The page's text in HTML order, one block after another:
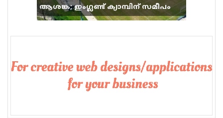
ആശങ്ക; ഇംഗ്ലണ്ട് ക്യാമ്പിന് സമീപം
വെടിവെപ്പ്, 9 പേർക്ക് പരിക്ക്